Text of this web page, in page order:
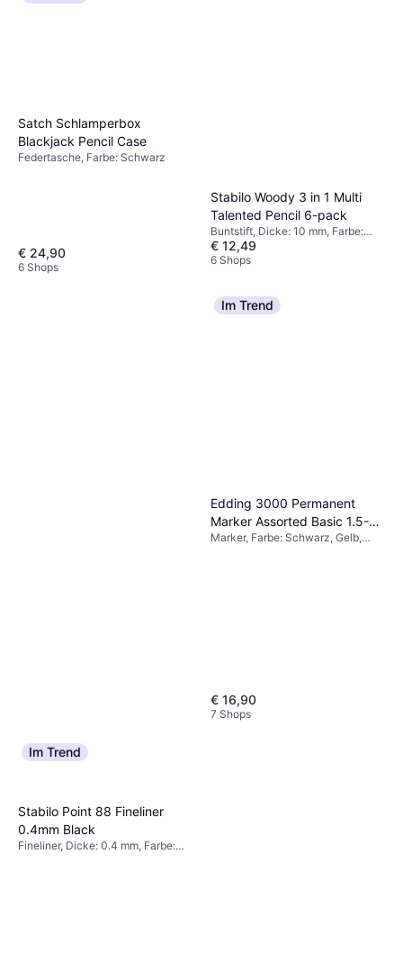
Satch Schlamperbox
Blackjack Pencil Case
Federtasche, Farbe: Schwarz
€ 24,90
6 Shops
Stabilo Woody 3 in 1 Multi
Talented Pencil 6-pack
Buntstift, Dicke: 10 mm, Farbe:
Mehrfarbig
€ 12,49
6 Shops
Im Trend
Edding 3000 Permanent
Marker Assorted Basic 1.5-
3mm
Marker, Farbe: Schwarz, Gelb,
€ 16,90
7 Shops
Im Trend
Stabilo Point 88 Fineliner
0.4mm Black
Fineliner, Dicke: 0.4 mm, Farbe: